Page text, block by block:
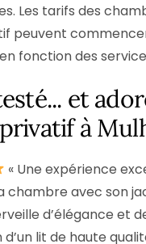
Les tarifs des
peuvent
fonction des
et
à
« Une expérience
chambre avec son
d’élégance et
lit de haute